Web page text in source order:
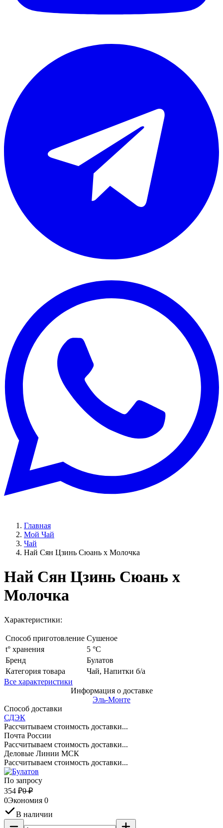
Главная
Мой Чай
Чай
Най Сян Цзинь Сюань х Молочка
Най Сян Цзинь Сюань х
Молочка
Характеристики:
Способ приготовление Сушеное
t° хранения
5 °C
Бренд
Булатов
Категория товара
Чай, Напитки б/а
Все характеристики
Информация о доставке
Эль-Монте
Способ доставки
СДЭК
Рассчитываем стоимость доставки...
Почта России
Рассчитываем стоимость доставки...
Деловые Линии МСК
Рассчитываем стоимость доставки...
По запросу
354 ₽0 ₽
0Экономия 0
В наличии